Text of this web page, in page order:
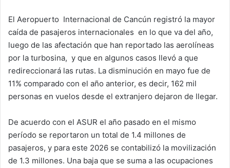
El Aeropuerto Internacional de Cancún registró la mayor
caída de pasajeros internacionales en lo que va del año,
luego de las afectación que han reportado las aerolíneas
por la turbosina, y que en algunos casos llevó a que
redireccionará las rutas. La disminución en mayo fue de
11% comparado con el año anterior, es decir, 162 mil
personas en vuelos desde el extranjero dejaron de llegar.
De acuerdo con el ASUR el año pasado en el mismo
período se reportaron un total de 1.4 millones de
pasajeros, y para este 2026 se contabilizó la movilización
de 1.3 millones. Una baja que se suma a las ocupaciones